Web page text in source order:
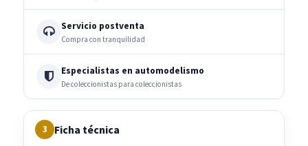
Servicio postventa
Compra con tranquilidad
Especialistas en automodelismo
De coleccionistas para coleccionistas
3 Ficha técnica